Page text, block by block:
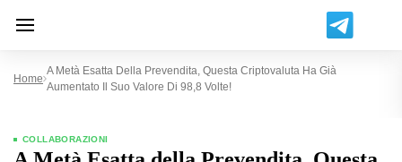
Home
A Metà Esatta Della Prevendita, Questa Criptovaluta Ha Già
Aumentato Il Suo Valore Di 98,8 Volte!
COLLABORAZIONI